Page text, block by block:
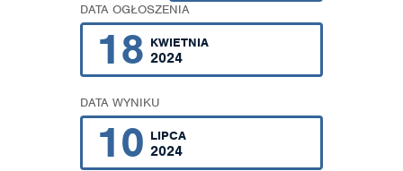
DATA OGŁOSZENIA
18 KWIETNIA
2024
DATA WYNIKU
10 LIPCA
2024